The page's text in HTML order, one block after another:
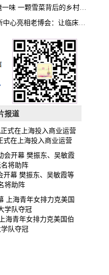
（乡村“头雁”）三代腌一味 一颗雪菜背后的乡村致富经
虹桥健康科技产业创新中心亮相老博会：让临床“需求”定义银发经济新生态
报道
式在上海投入商业运营
开幕 樊振东、吴敏霞等
将助阵
海青年女排力克美国伯
队夺冠